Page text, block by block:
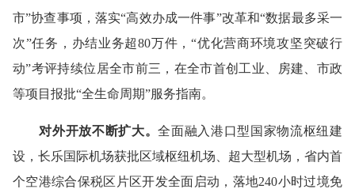
市”协查事项，落实“高效办成一件事”改革和“数据最多采一
次”任务，办结业务超80万件，“优化营商环境攻坚突破行
动”考评持续位居全市前三，在全市首创工业、房建、市政
等项目报批“全生命周期”服务指南。
对外开放不断扩大。全面融入港口型国家物流枢纽建
设，长乐国际机场获批区域枢纽机场、超大型机场，省内首
个空港综合保税区片区开发全面启动，落地240小时过境免